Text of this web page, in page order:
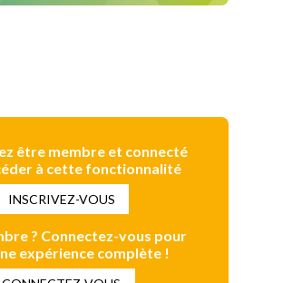
être membre et connecté
à cette fonctionnalité
INSCRIVEZ-VOUS
? Connectez-vous pour
expérience complète !